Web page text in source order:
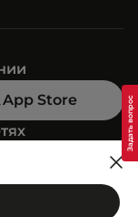
App Store